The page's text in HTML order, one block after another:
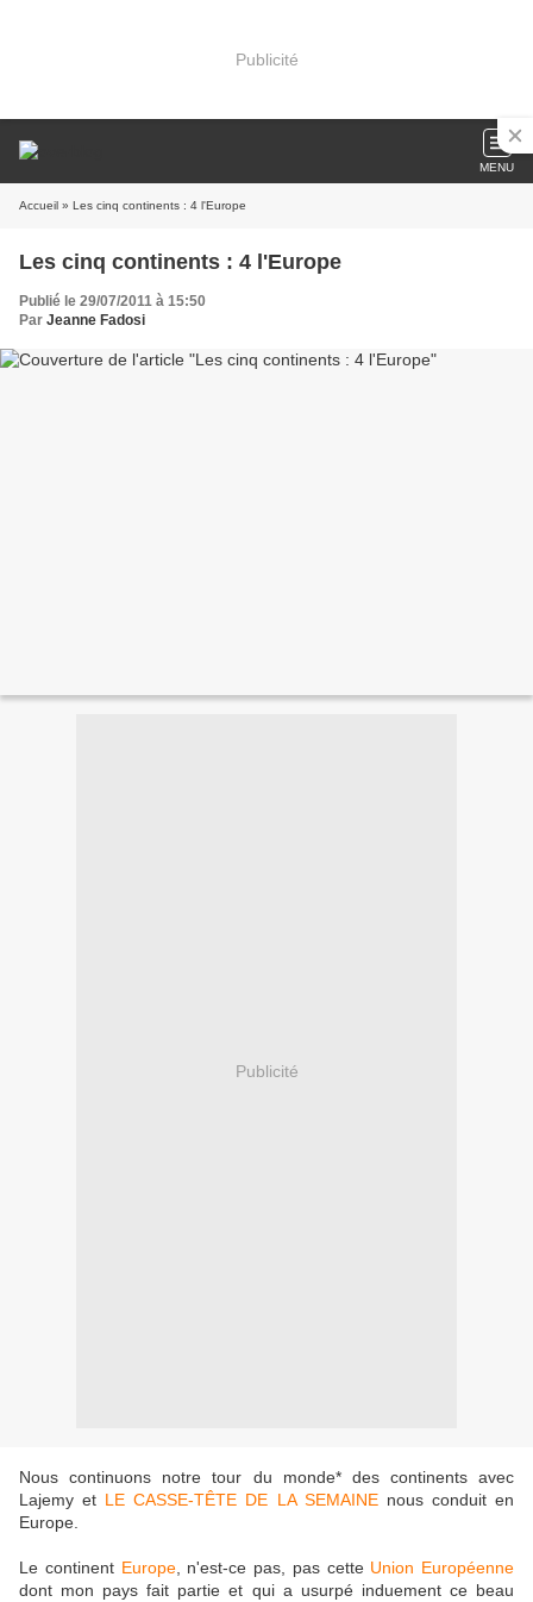
Publicité
MENU
Accueil » Les cinq continents : 4 l'Europe
Les cinq continents : 4 l'Europe
Publié le 29/07/2011 à 15:50
Par Jeanne Fadosi
Publicité
Nous continuons notre tour du monde* des continents avec
Lajemy et LE CASSE-TÊTE DE LA SEMAINEnous conduit en
Europe.
Le continent Europe, n'est-ce pas, pas cette Union Européenne
dont mon pays fait partie et qui a usurpé induement ce beau